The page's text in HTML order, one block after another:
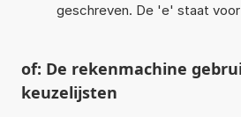
geschreven. De 'e' staat
of: De rekenmachine
keuzelijsten